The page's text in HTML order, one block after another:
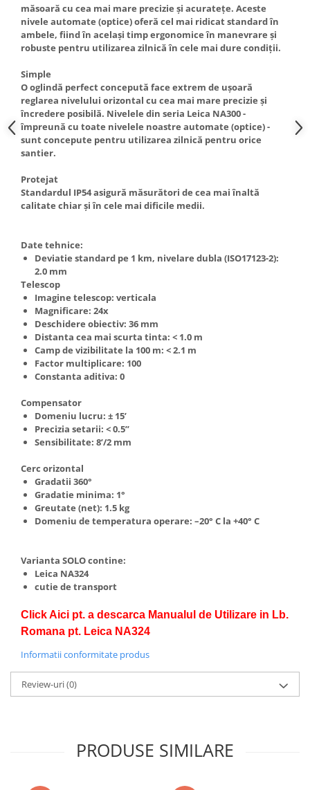
Truse de scule
Truse de lipit PPR
Ventuze cu brate pentru transport
Vibratoare beton
Masini de spalat rufe cu uscator
Uscatoare de rufe
Masini de facut paine
Pachete electrocasnice
incorporabile
Seturi oale
SANDWICH MAKER
Storcatoare de fructe
Televizoare
măsoară cu cea mai mare precizie și acuratețe. Aceste
nivele automate (optice) oferă cel mai ridicat standard în
ambele, fiind în același timp ergonomice în manevrare și
robuste pentru utilizarea zilnică în cele mai dure condiții.
Simple
O oglindă perfect concepută face extrem de ușoară
reglarea nivelului orizontal cu cea mai mare precizie și
încredere posibilă. Nivelele din seria Leica NA300 -
împreună cu toate nivelele noastre automate (optice) -
sunt concepute pentru utilizarea zilnică pentru orice
santier.
Protejat
Standardul IP54 asigură măsurători de cea mai înaltă
calitate chiar și în cele mai dificile medii.
Date tehnice:
Deviatie standard pe 1 km, nivelare dubla (ISO17123-2):
2.0 mm
Telescop
Imagine telescop: verticala
Magnificare: 24x
Deschidere obiectiv: 36 mm
Distanta cea mai scurta tinta: < 1.0 m
Camp de vizibilitate la 100 m: < 2.1 m
Factor multiplicare: 100
Constanta aditiva: 0
Compensator
Domeniu lucru: ± 15’
Precizia setarii: < 0.5’’
Sensibilitate: 8’/2 mm
Cerc orizontal
Gradatii 360°
Gradatie minima: 1°
Greutate (net): 1.5 kg
Domeniu de temperatura operare: –20° C la +40° C
Varianta SOLO contine:
Leica NA324
cutie de transport
Click Aici pt. a descarca Manualul de Utilizare in Lb.
Romana pt. Leica NA324
Informatii conformitate produs
Review-uri(0)
PRODUSE SIMILARE